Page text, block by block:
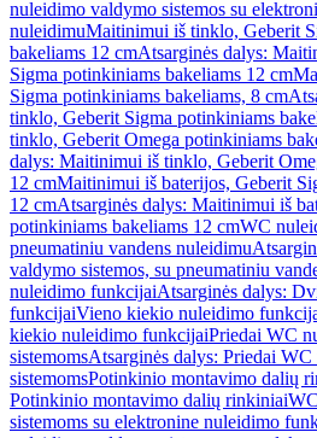
nuleidimo valdymo sistemos su
nuleidimuMaitinimui iš tinklo, Geberit
bakeliams 12 cmAtsarginės dalys:
Sigma potinkiniams bakeliams 12 cm
Sigma potinkiniams bakeliams, 8 cm
tinklo, Geberit Sigma potinkiniams
tinklo, Geberit Omega potinkiniams
dalys: Maitinimui iš tinklo, Geberit
12 cmMaitinimui iš baterijos, Geberit
12 cmAtsarginės dalys: Maitinimui iš
potinkiniams bakeliams 12 cmWC
pneumatiniu vandens nuleidimu
valdymo sistemos, su pneumatiniu
nuleidimo funkcijaiAtsarginės dalys:
funkcijaiVieno kiekio nuleidimo
kiekio nuleidimo funkcijaiPriedai WC
sistemomsAtsarginės dalys: Priedai
sistemomsPotinkinio montavimo dalių
Potinkinio montavimo dalių rinkiniai
sistemoms su elektronine nuleidimo